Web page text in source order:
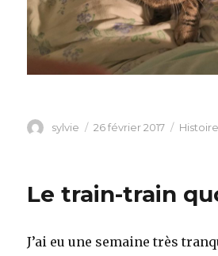
Auteur
sylvie
Publié
26 février 2017
Le train-train
J’ai eu une semaine très